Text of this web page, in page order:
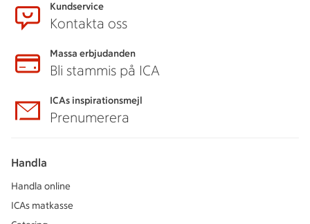
Kundservice
Kontakta oss
Massa erbjudanden
Bli stammis på ICA
ICAs inspirationsmejl
Prenumerera
Handla
Handla online
ICAs matkasse